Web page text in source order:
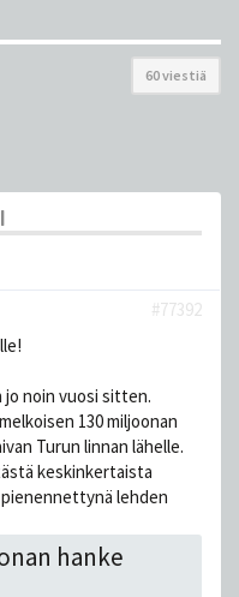
60 viestiä
#77392
noin vuosi sitten.
130 miljoonan
Turun linnan lähelle.
keskinkertaista
lehden
hanke